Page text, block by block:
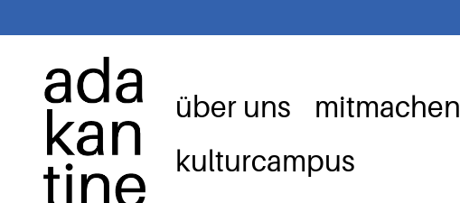
Inhalt
springen
über uns mitmachen
kulturcampus